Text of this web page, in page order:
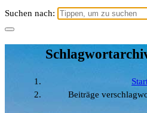
Suchen nach:
Beiträge